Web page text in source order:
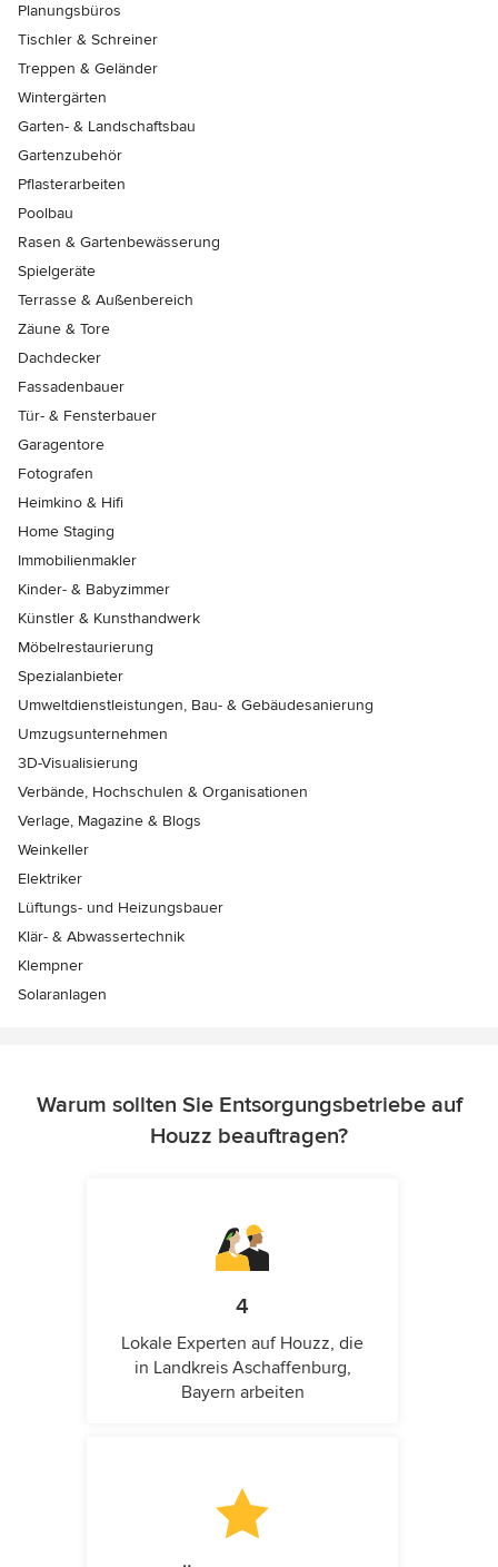
Planungsbüros
Tischler & Schreiner
Treppen & Geländer
Wintergärten
Garten- & Landschaftsbau
Gartenzubehör
Pflasterarbeiten
Poolbau
Rasen & Gartenbewässerung
Spielgeräte
Terrasse & Außenbereich
Zäune & Tore
Dachdecker
Fassadenbauer
Tür- & Fensterbauer
Garagentore
Fotografen
Heimkino & Hifi
Home Staging
Immobilienmakler
Kinder- & Babyzimmer
Künstler & Kunsthandwerk
Möbelrestaurierung
Spezialanbieter
Umweltdienstleistungen, Bau- & Gebäudesanierung
Umzugsunternehmen
3D-Visualisierung
Verbände, Hochschulen & Organisationen
Verlage, Magazine & Blogs
Weinkeller
Elektriker
Lüftungs- und Heizungsbauer
Klär- & Abwassertechnik
Klempner
Solaranlagen
Warum sollten Sie Entsorgungsbetriebe auf
Houzz beauftragen?
4
Lokale Experten auf Houzz, die
in Landkreis Aschaffenburg,
Bayern arbeiten